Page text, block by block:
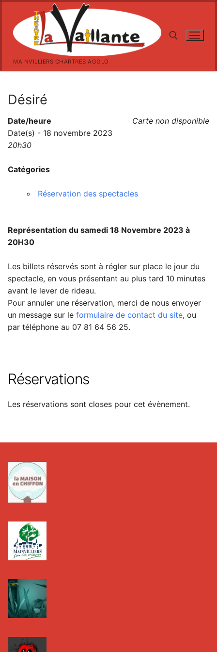
contenu
MAINVILLIERS CHARTRES AGGLO
Désiré
Carte non disponible
Date/heure
Date(s) - 18 novembre 2023
20h30
Catégories
Réservation des spectacles
Représentation du samedi 18 Novembre 2023 à
20H30
Les billets réservés sont à régler sur place le jour du
spectacle, en vous présentant au plus tard 10 minutes
avant le lever de rideau.
Pour annuler une réservation, merci de nous envoyer
un message sur le formulaire de contact du site, ou
par téléphone au 07 81 64 56 25.
Réservations
Les réservations sont closes pour cet évènement.